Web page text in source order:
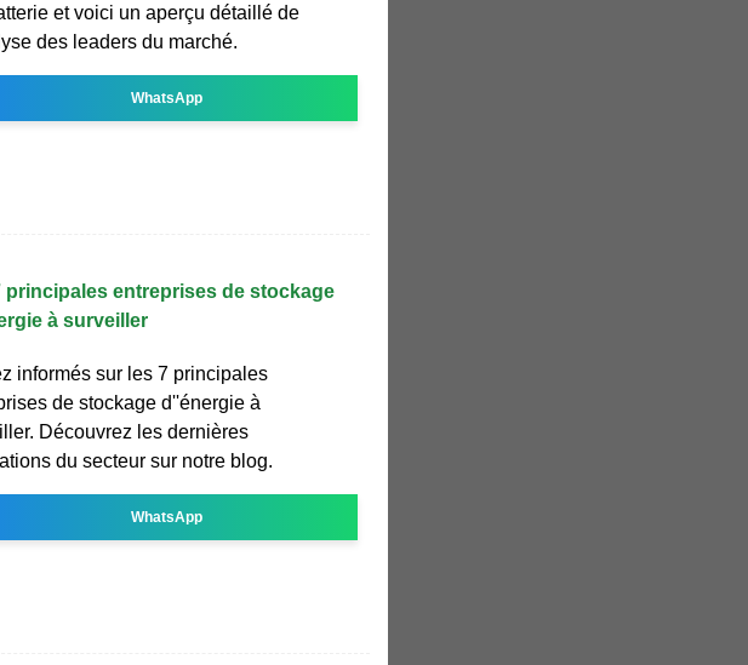
et voici un aperçu détaillé de
des leaders du marché.
WhatsApp
principales entreprises de stockage
à surveiller
informés sur les 7 principales
de stockage d''énergie à
Découvrez les dernières
du secteur sur notre blog.
WhatsApp